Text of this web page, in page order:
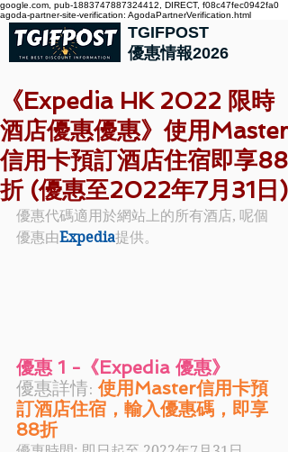
google.com, pub-1883747887324412, DIRECT, f08c47fec0942fa0
agoda-partner-site-verification: AgodaPartnerVerification.html
TGIFPOST
優惠情報2026
《Expedia HK 2022 限時
酒店優惠優惠》使用Master
信用卡預訂酒店住宿即享88
折 (優惠至2022年7月31日)
優惠代碼適用於網站上的所有酒店, 呢個
優惠由Expedia提供。
優惠 1 -《Expedia 優惠》
優惠詳情: 使用Master信用卡預
訂酒店住宿，輸入優惠碼，即享
88折